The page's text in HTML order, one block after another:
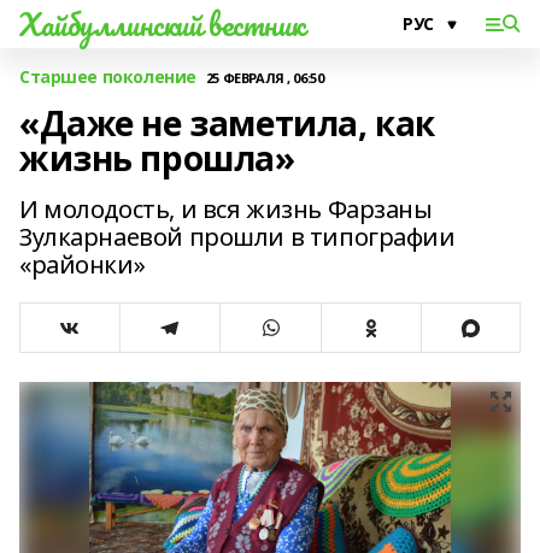
Хайбуллинский вестник
Старшее поколение 25 ФЕВРАЛЯ , 06:50
«Даже не заметила, как
жизнь прошла»
И молодость, и вся жизнь Фарзаны
Зулкарнаевой прошли в типографии
«районки»